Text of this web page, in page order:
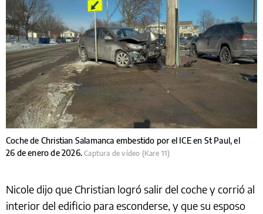
Coche de Christian Salamanca embestido por el ICE en St Paul, el
26 de enero de 2026.Captura de vídeo (Kare 11)
Nicole dijo que Christian logró salir del coche y corrió al
interior del edificio para esconderse, y que su esposo